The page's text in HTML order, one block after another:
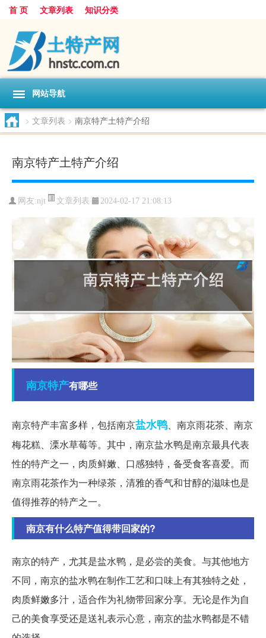
首 页 文章列表 知识分类
网站导航
> 文章列表 > 南京特产土特产介绍
南京特产土特产介绍
网友:njt 文章列表 2024-02-17 21:08:13
南京特产有哪些
南京特产丰富多样，包括南京盐水鸭、南京雨花茶、南京
梅花糕、溧水草莓等。其中，南京盐水鸭是南京最具代表
性的特产之一，肉质鲜嫩、口感独特，备受食客喜爱。而
南京雨花茶作为一种绿茶，清雅的香气和甘醇的滋味也是
值得推荐的特产之一。
南京有什么特产值得带回家的?
南京的特产，尤其是盐水鸭，是必尝的美食。与其他地方
不同，南京的盐水鸭在制作工艺和口味上有其独特之处，
肉质鲜嫩多汁，适合作为礼物带回家分享。无论是作为自
己的美食享受还是送礼表示心意，南京的盐水鸭都是不错